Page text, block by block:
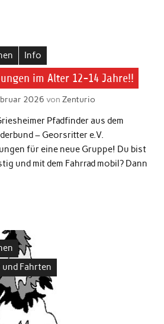
Info
im Alter 12-14 Jahre!!
2026 von Zenturio
Pfadfinder aus dem
– Georsritter e.V.
für eine neue Gruppe! Du bist
und mit dem Fahrrad mobil? Dann
Fahrten